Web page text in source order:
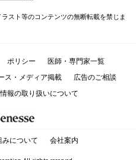
スト等のコンテンツの無断転載を禁じま
ポリシー
医師・専門家一覧
ス・メディア掲載
広告のご相談
報の取り扱いについて
について 会社案内